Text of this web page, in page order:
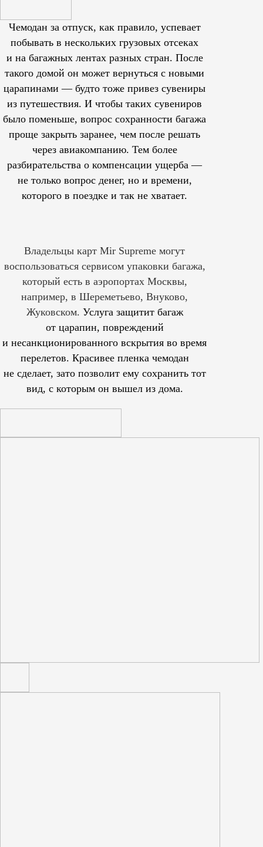
Чемодан за отпуск, как правило, успевает
побывать в нескольких грузовых отсеках
и на багажных лентах разных стран. После
такого домой он может вернуться с новыми
царапинами — будто тоже привез сувениры
из путешествия. И чтобы таких сувениров
было поменьше, вопрос сохранности багажа
проще закрыть заранее, чем после решать
через авиакомпанию. Тем более
разбирательства о компенсации ущерба —
не только вопрос денег, но и времени,
которого в поездке и так не хватает.
Владельцы карт Mir Supreme могут
воспользоваться сервисом упаковки багажа,
который есть в аэропортах Москвы,
например, в Шереметьево, Внуково,
Жуковском. Услуга защитит багаж
от царапин, повреждений
и несанкционированного вскрытия во время
перелетов. Красивее пленка чемодан
не сделает, зато позволит ему сохранить тот
вид, с которым он вышел из дома.